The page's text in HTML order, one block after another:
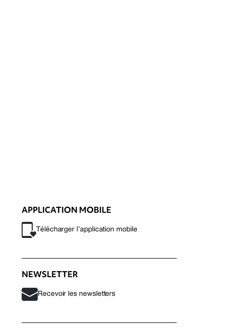
APPLICATION MOBILE
Télécharger l’application mobile
NEWSLETTER
Recevoir les newsletters